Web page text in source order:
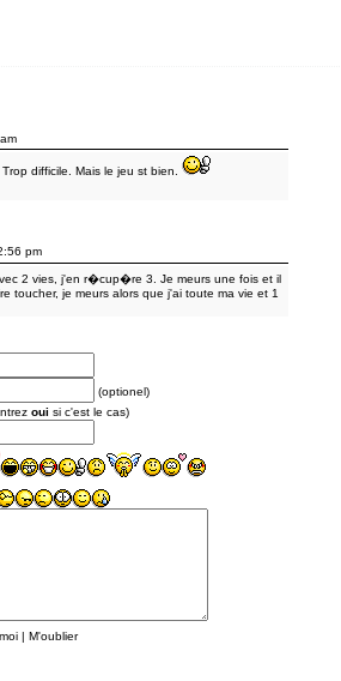
difficile. Mais le jeu st bien.
pm
2 vies, j'en r�cup�re 3. Je meurs une fois et il
toucher, je meurs alors que j'ai toute ma vie et 1
(optionel)
oui si c'est le cas)
| M'oublier